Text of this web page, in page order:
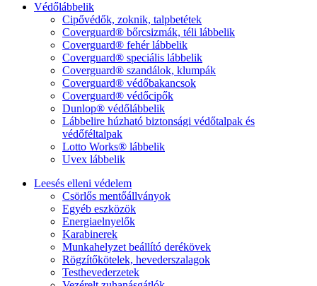
Védőlábbelik
Cipővédők, zoknik, talpbetétek
Coverguard® bőrcsizmák, téli lábbelik
Coverguard® fehér lábbelik
Coverguard® speciális lábbelik
Coverguard® szandálok, klumpák
Coverguard® védőbakancsok
Coverguard® védőcipők
Dunlop® védőlábbelik
Lábbelire húzható biztonsági védőtalpak és
védőféltalpak
Lotto Works® lábbelik
Uvex lábbelik
Leesés elleni védelem
Csörlős mentőállványok
Egyéb eszközök
Energiaelnyelők
Karabinerek
Munkahelyzet beállító derékövek
Rögzítőkötelek, hevederszalagok
Testhevederzetek